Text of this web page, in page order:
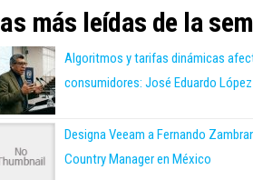
más leídas de la
Algoritmos y tarifas dinámicas
consumidores: José Eduardo
Designa Veeam a Fernando
Country Manager en México